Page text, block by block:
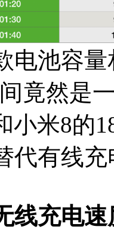
池容量
竟然是
小米8的
代有线
充电速